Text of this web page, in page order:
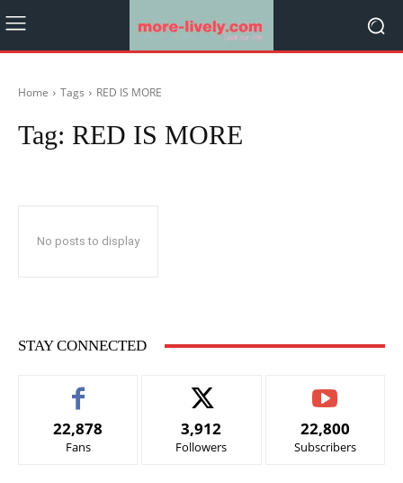
Home Tags RED IS MORE
Tag: RED IS MORE
No posts to display
STAY CONNECTED
22,878
Fans
3,912
Followers
22,800
Subscribers